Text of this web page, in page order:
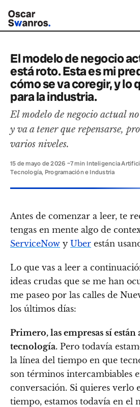
El modelo de negocio
está roto. Esta es mi
cómo se va coregir, y lo
para la industria.
El modelo de negocio actual
y va a tener que repensarse,
varios niveles.
15 de mayo de 2026 ~7 min Inteligencia
Tecnología, Programación e Industria
Antes de comenzar a leer, te
tengas en mente algo de
ServiceNow y Uber están
Lo que vas a leer a
ideas crudas que se me han
me paseo por las calles de
los últimos días:
Primero, las empresas sí
tecnología. Pero todavía
la línea del tiempo en que
son términos intercambiables
conversación. Si quieres verlo
tiempo, estamos todavía en el